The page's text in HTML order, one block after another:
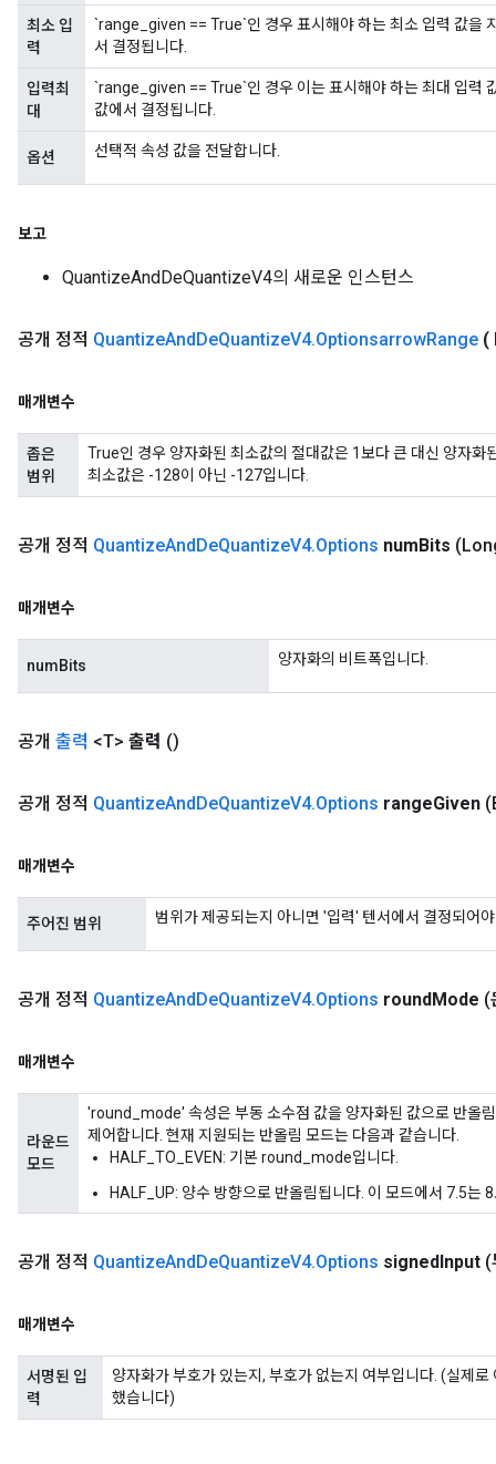
최소 입
력
`range_given == True`인 경우 표시해야 하는 최소 입력 값을
서 결정됩니다.
입력최
대
`range_given == True`인 경우 이는 표시해야 하는 최대 입력
값에서 결정됩니다.
옵션 선택적 속성 값을 전달합니다.
보고
QuantizeAndDeQuantizeV4의 새로운 인스턴스
공개 정적 QuantizeAndDeQuantizeV4.OptionsarrowRange (
매개변수
좁은
범위
True인 경우 양자화된 최소값의 절대값은 1보다 큰 대신 양자화
최소값은 -128이 아닌 -127입니다.
공개 정적 QuantizeAndDeQuantizeV4.Options numBits
매개변수
numBits 양자화의 비트폭입니다.
공개 출력 <T> 출력 ()
공개 정적 QuantizeAndDeQuantizeV4.Options rangeGiven
매개변수
주어진 범위 범위가 제공되는지 아니면 '입력' 텐서에서 결정되어
공개 정적 QuantizeAndDeQuantizeV4.Options roundMode (
매개변수
라운드
모드
'round_mode' 속성은 부동 소수점 값을 양자화된 값으로 반올
제어합니다. 현재 지원되는 반올림 모드는 다음과 같습니다.
HALF_TO_EVEN: 기본 round_mode입니다.
HALF_UP: 양수 방향으로 반올림됩니다. 이 모드에서 7.5는
공개 정적 QuantizeAndDeQuantizeV4.Options signedInput (
매개변수
서명된 입
력
양자화가 부호가 있는지, 부호가 없는지 여부입니다. (실제
했습니다)